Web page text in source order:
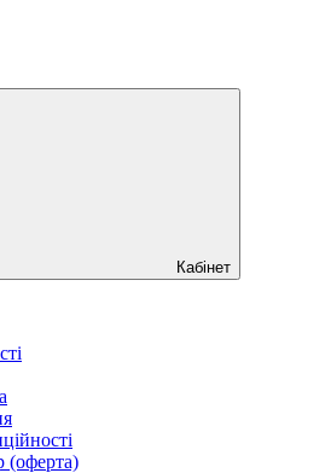
Кабінет
(оферта)